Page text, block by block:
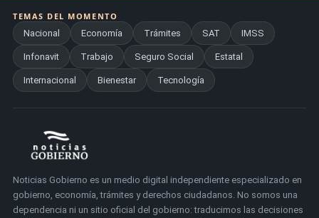
TEMAS DEL MOMENTO
Nacional
Economía Trámites SAT IMSS
Infonavit Trabajo Seguro Social Estatal
Internacional Bienestar Tecnología
Noticias Gobierno es un medio digital independiente especializado en
gobierno, economía, trámites y derechos ciudadanos. No somos una
dependencia ni un sitio oficial del gobierno: traducimos las decisiones